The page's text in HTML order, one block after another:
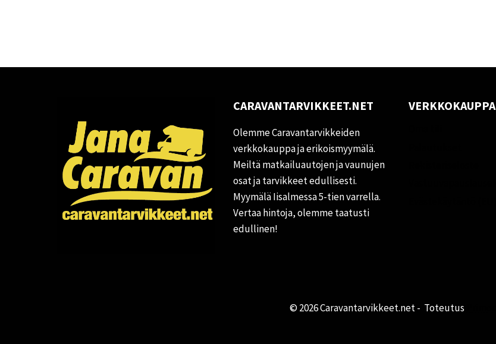
CARAVANTARVIKKEET.NET
Olemme Caravantarvikkeiden
verkkokauppa ja erikoismyymälä.
Meiltä matkailuautojen ja vaunujen
osat ja tarvikkeet edullisesti.
Myymälä Iisalmessa 5-tien varrella.
Vertaa hintoja, olemme taatusti
edullinen!
VERKKOKAUPPA
© 2026 Caravantarvikkeet.net - Toteutus